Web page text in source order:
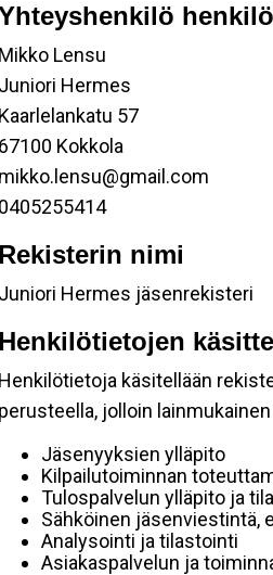
Mikko Lensu
Juniori Hermes
Kaarlelankatu 57
67100 Kokkola
mikko.lensu@gmail.com
0405255414
Rekisterin nimi
Juniori Hermes jäsenrekisteri
Henkilötietojen
Henkilötietoja käsitellään
perusteella, jolloin
Jäsenyyksien ylläpito
Kilpailutoiminnan
Tulospalvelun ylläpito ja
Sähköinen jäsenviestintä,
Analysointi ja tilastointi
Asiakaspalvelun ja